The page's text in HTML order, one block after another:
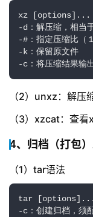
xz
-d：解压缩，相当
-#：指定压缩比（
-k：保留原文件
-c：将压缩结果输
（2）unxz：解压
（3）xzcat：查
4、归档（打包
（1）tar语法
tar
-c：创建归档，须